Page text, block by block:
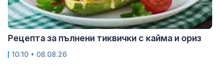
Рецепта за пълнени тиквички с кайма и ориз
10:10 • 08.08.26